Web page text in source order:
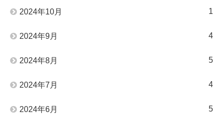
2024年10月 1
2024年9月 4
2024年8月 5
2024年7月 4
2024年6月 5